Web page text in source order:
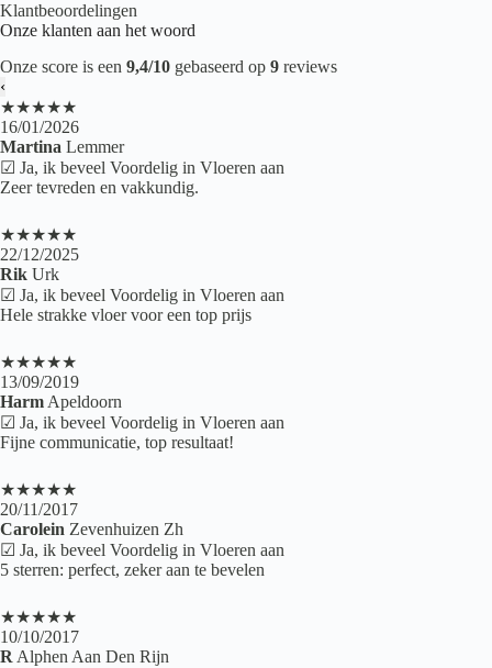
Klantbeoordelingen
Onze klanten aan het woord
Onze score is een 9,4/10 gebaseerd op 9 reviews
‹
★★★★★
16/01/2026
Martina Lemmer
☑ Ja, ik beveel Voordelig in Vloeren aan
Zeer tevreden en vakkundig.
★★★★★
22/12/2025
Rik Urk
☑ Ja, ik beveel Voordelig in Vloeren aan
Hele strakke vloer voor een top prijs
★★★★★
13/09/2019
Harm Apeldoorn
☑ Ja, ik beveel Voordelig in Vloeren aan
Fijne communicatie, top resultaat!
★★★★★
20/11/2017
Carolein Zevenhuizen Zh
☑ Ja, ik beveel Voordelig in Vloeren aan
5 sterren: perfect, zeker aan te bevelen
★★★★★
10/10/2017
R Alphen Aan Den Rijn